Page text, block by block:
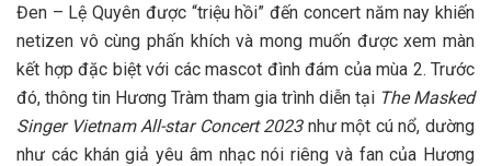
Đen – Lệ Quyên được “triệu hồi” đến concert năm nay khiến
netizen vô cùng phấn khích và mong muốn được xem màn
kết hợp đặc biệt với các mascot đình đám của mùa 2. Trước
đó, thông tin Hương Tràm tham gia trình diễn tại The Masked
Singer Vietnam All-star Concert 2023như một cú nổ, dường
như các khán giả yêu âm nhạc nói riêng và fan của Hương